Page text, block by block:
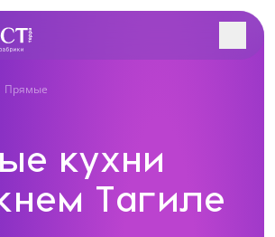
Прямые
кухни
Тагиле
Все салоны
форму, и наш
вашего помещения и
индивидуальный проект
стоимость в 3-х вариантах.